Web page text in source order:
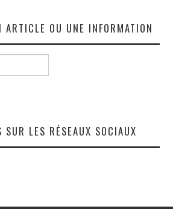
ARTICLE OU UNE INFORMATION
SUR LES RÉSEAUX SOCIAUX